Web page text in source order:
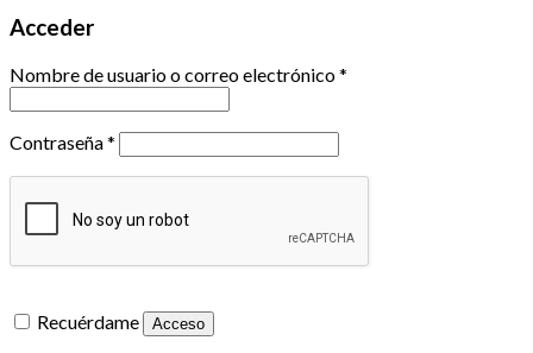
Acceder
Nombre de usuario o correo electrónico*
Contraseña*
Recuérdame Acceso